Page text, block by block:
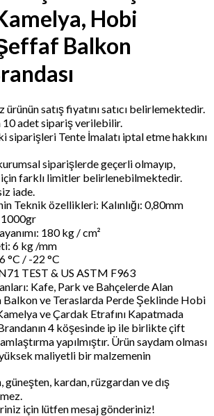
Hobi
Balkon
satış fiyatını satıcı belirlemektedir.
10 adet sipariş verilebilir.
siparişleri Tente İmalatı iptal etme hakkını
siparişlerde geçerli olmayıp,
farklı limitler belirlenebilmektedir.
iade.
Teknik özellikleri: Kalınlığı: 0,80mm
1000gr
180 kg / cm²
6 kg /mm
°C / -22 °C
TEST & US ASTM F963
Kafe, Park ve Bahçelerde Alan
Balkon ve Teraslarda Perde Şeklinde Hobi
ve Çardak Etrafını Kapatmada
4 köşesinde ip ile birlikte çift
yapılmıştır. Ürün saydam olması
maliyetli bir malzemenin
güneşten, kardan, rüzgardan ve dış
için lütfen mesaj gönderiniz!